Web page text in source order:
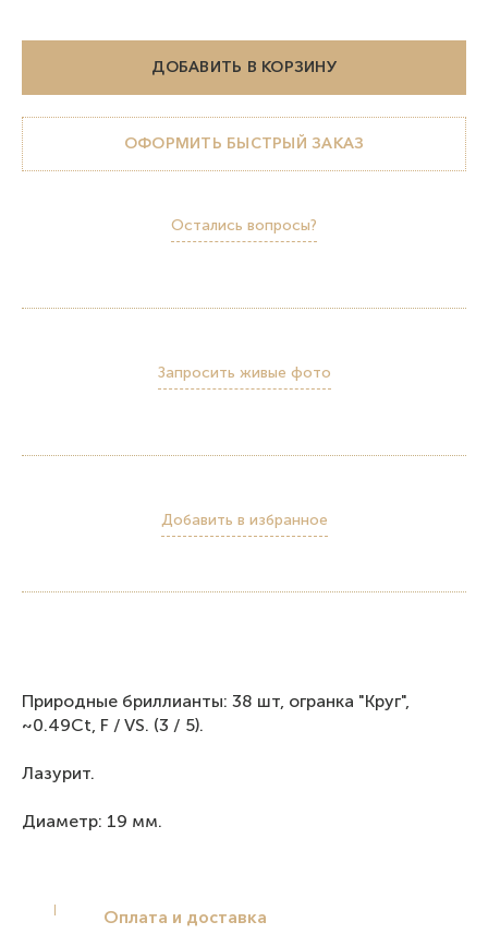
ДОБАВИТЬ В КОРЗИНУ
ОФОРМИТЬ БЫСТРЫЙ ЗАКАЗ
Остались вопросы?
Запросить живые фото
Добавить в избранное
Природные бриллианты: 38 шт, огранка "Круг",
~0.49Ct, F / VS. (3 / 5).
Лазурит.
Диаметр: 19 мм.
Оплата и доставка